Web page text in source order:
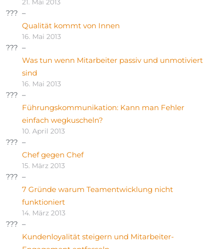
21. Mai 2013
Qualität kommt von Innen
16. Mai 2013
Was tun wenn Mitarbeiter passiv und unmotiviert
sind
16. Mai 2013
Führungskommunikation: Kann man Fehler
einfach wegkuscheln?
10. April 2013
Chef gegen Chef
15. März 2013
7 Gründe warum Teamentwicklung nicht
funktioniert
14. März 2013
Kundenloyalität steigern und Mitarbeiter-